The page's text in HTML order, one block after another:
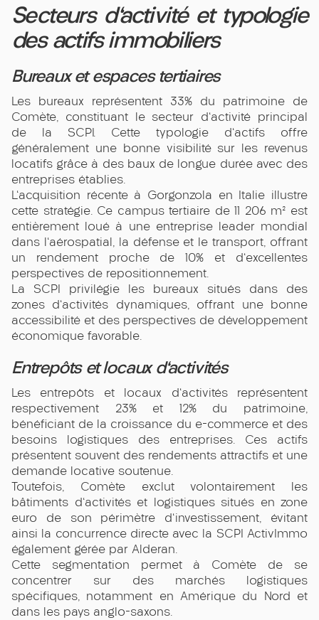
Secteurs d'activité et typologie
des actifs immobiliers
Bureaux et espaces tertiaires
Les bureaux représentent 33% du patrimoine de
Comète, constituant le secteur d'activité principal
de la SCPI. Cette typologie d'actifs offre
généralement une bonne visibilité sur les revenus
locatifs grâce à des baux de longue durée avec des
entreprises établies.
L'acquisition récente à Gorgonzola en Italie illustre
cette stratégie. Ce campus tertiaire de 11 206 m² est
entièrement loué à une entreprise leader mondial
dans l'aérospatial, la défense et le transport, offrant
un rendement proche de 10% et d'excellentes
perspectives de repositionnement.
La SCPI privilégie les bureaux situés dans des
zones d'activités dynamiques, offrant une bonne
accessibilité et des perspectives de développement
économique favorable.
Entrepôts et locaux d'activités
Les entrepôts et locaux d'activités représentent
respectivement 23% et 12% du patrimoine,
bénéficiant de la croissance du e-commerce et des
besoins logistiques des entreprises. Ces actifs
présentent souvent des rendements attractifs et une
demande locative soutenue.
Toutefois, Comète exclut volontairement les
bâtiments d'activités et logistiques situés en zone
euro de son périmètre d'investissement, évitant
ainsi la concurrence directe avec la SCPI ActivImmo
également gérée par Alderan.
Cette segmentation permet à Comète de se
concentrer sur des marchés logistiques
spécifiques, notamment en Amérique du Nord et
dans les pays anglo-saxons.